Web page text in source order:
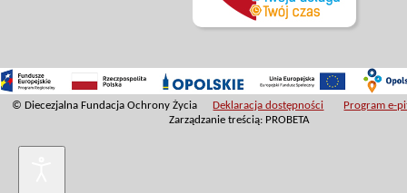
© Diecezjalna Fundacja Ochrony Życia Deklaracja dostępności
Program e-
Zarządzanie treścią: PROBETA